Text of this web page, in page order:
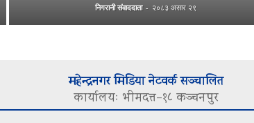
निगरानी संवाददाता - २०८३ असार २९
महेन्द्रनगर मिडिया नेटवर्क सञ्चालित
कार्यालयः भीमदत्त–१८ कञ्चनपुर